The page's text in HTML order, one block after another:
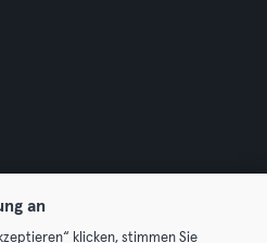
an
klicken, stimmen Sie